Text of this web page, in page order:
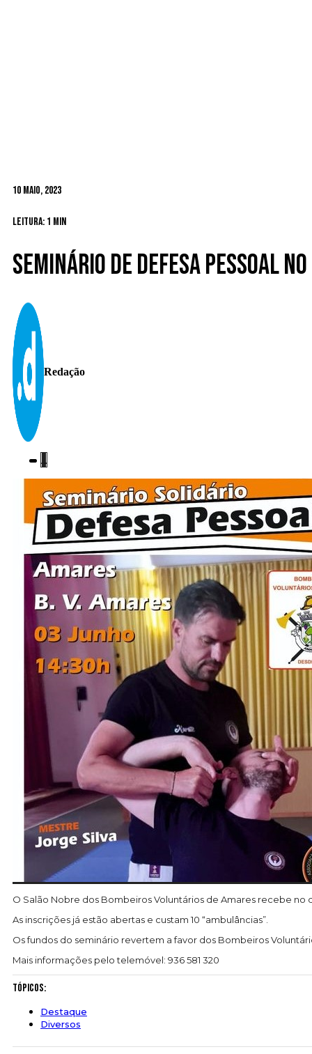
10 Maio, 2023
Leitura: 1 min
Seminário de Defesa Pessoal
Redação
O Salão Nobre dos Bombeiros Voluntários de Amares recebe no
As inscrições já estão abertas e custam 10 “ambulâncias”.
Os fundos do seminário revertem a favor dos Bombeiros
Mais informações pelo telemóvel: 936 581 320
Tópicos:
Destaque
Diversos